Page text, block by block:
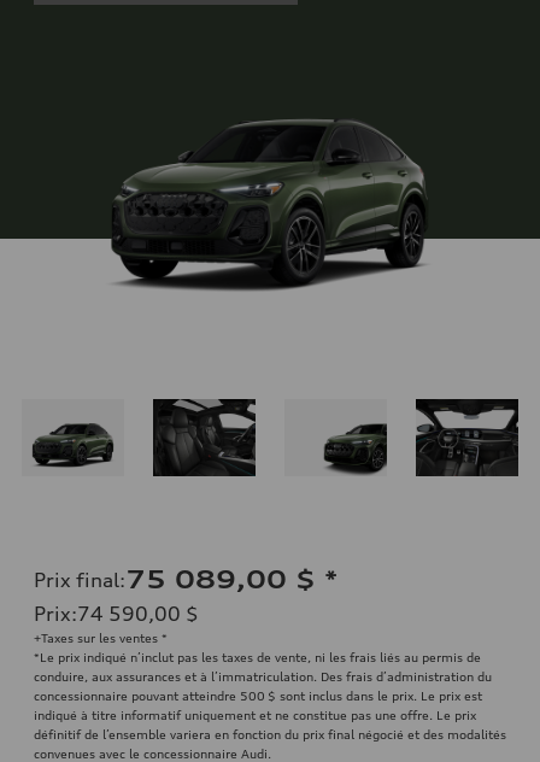
Prix final:75 089,00 $ *
Prix:74 590,00 $
+Taxes sur les ventes *
*Le prix indiqué n’inclut pas les taxes de vente, ni les frais liés au permis de
conduire, aux assurances et à l’immatriculation. Des frais d’administration du
concessionnaire pouvant atteindre 500 $ sont inclus dans le prix. Le prix est
indiqué à titre informatif uniquement et ne constitue pas une offre. Le prix
définitif de l’ensemble variera en fonction du prix final négocié et des modalités
convenues avec le concessionnaire Audi.